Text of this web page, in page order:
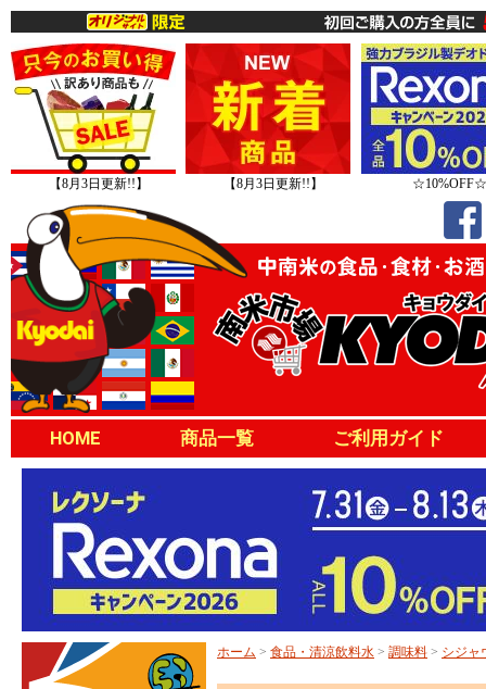
【8月3日更新!!】 【8月3日更新!!】 ☆10%OFF☆
HOME 商品一覧 ご利用ガイド
ホーム > 食品・清涼飲料水 > 調味料 > シジ